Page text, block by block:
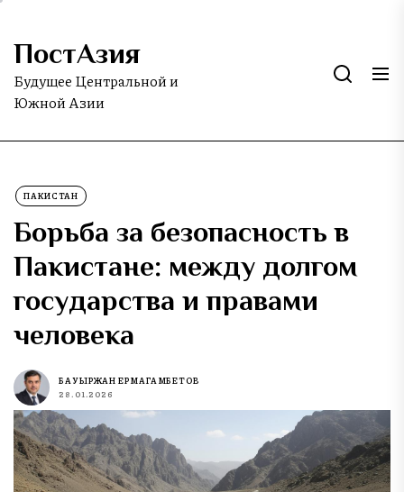
Skip
the
content
ПостАзия
Будущее Центральной и
Южной Азии
ПАКИСТАН
Борьба за безопасность в
Пакистане: между долгом
государства и правами
человека
БАУЫРЖАН ЕРМАГАМБЕТОВ
28.01.2026